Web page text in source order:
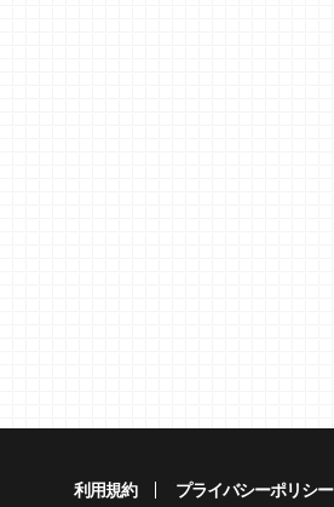
利用規約 プライバシーポリシー